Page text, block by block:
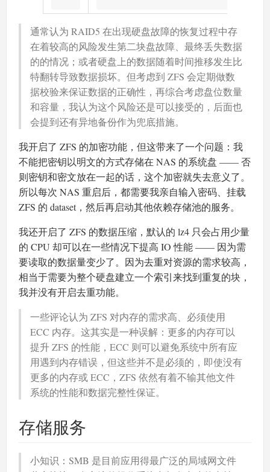
通常认为 RAID5 在出现硬盘故障的恢复过程中存
在着较高的风险发生第二块盘故障、最终丢失数据
的的情况；或者硬盘上的数据随着时间推移发生比
特翻转导致数据损坏。但考虑到 ZFS 会定期做数
据校验来保证数据的正确性，再综合考虑盘位数量
和容量，我认为这个风险还是可以接受的，后面也
会提到还有异地备份作为兜底措施。
我开启了 ZFS 的加密功能，但这带来了一个问题：我
不能把密钥以明文的方式存储在 NAS 的系统盘 —— 否
则密钥和密文放在一起的话，这个加密就失去意义了。
所以每次 NAS 重启后，都需要我亲自输入密码、挂载
ZFS 的 dataset，然后再启动其他依赖存储池的服务。
我还开启了 ZFS 的数据压缩，默认的 lz4 只会占用少量
的 CPU 却可以在一些情况下提高 IO 性能 —— 因为需
要读取的数据量变少了。因为去重对资源的需求较高，
相当于需要为整个硬盘建立一个索引来找到重复的块，
我并没有开启去重功能。
一些评论认为 ZFS 对内存的需求高、必须使用
ECC 内存。这其实是一种误解：更多的内存可以
提升 ZFS 的性能，ECC 则可以避免系统中所有应
用遇到内存错误，但这些并不是必须的，即使没有
更多的内存或 ECC，ZFS 依然有着不输其他文件
系统的性能和数据完整性保证。
存储服务
小知识：SMB 是目前应用得最广泛的局域网文件